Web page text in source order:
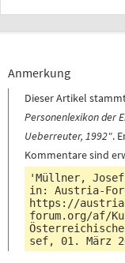
Anmerkung
Dieser Artikel
Personenlexikon der
Ueberreuter, 1992".
Kommentare sind
'Müllner,
in: Austria-
https://
forum.org/af/
sef, 01. März